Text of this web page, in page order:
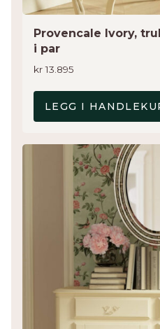
Provencale Ivory,
i par
kr13.895
LEGG I